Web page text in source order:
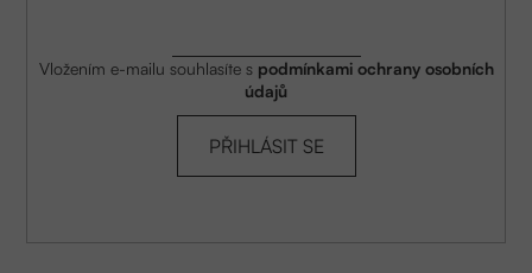
Vložením e-mailu souhlasíte s podmínkami ochrany osobních
údajů
PŘIHLÁSIT SE